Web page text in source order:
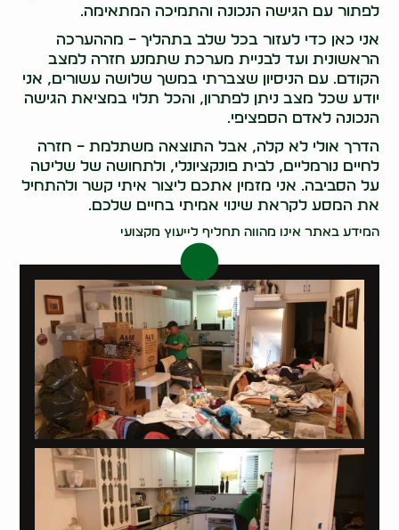
לפתור עם הגישה הנכונה והתמיכה המתאימה.
אני כאן כדי לעזור בכל שלב בתהליך – מההערכה
הראשונית ועד לבניית מערכת שתמנע חזרה למצב
הקודם. עם הניסיון שצברתי במשך שלושה עשורים, אני
יודע שכל מצב ניתן לפתרון, והכל תלוי במציאת הגישה
הנכונה לאדם הספציפי.
הדרך אולי לא קלה, אבל התוצאה משתלמת – חזרה
לחיים נורמליים, לבית פונקציונלי, ולתחושה של שליטה
על הסביבה. אני מזמין אתכם ליצור איתי קשר ולהתחיל
את המסע לקראת שינוי אמיתי בחיים שלכם.
המידע באתר אינו מהווה תחליף לייעוץ מקצועי